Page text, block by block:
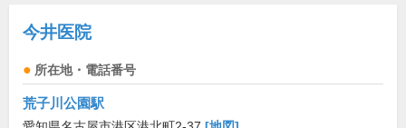
今井医院
所在地・電話番号
荒子川公園駅